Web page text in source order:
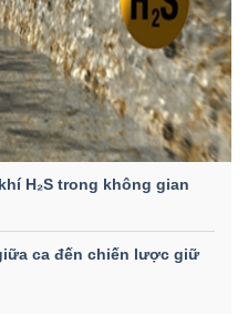
H₂S trong không gian
ca đến chiến lược giữ